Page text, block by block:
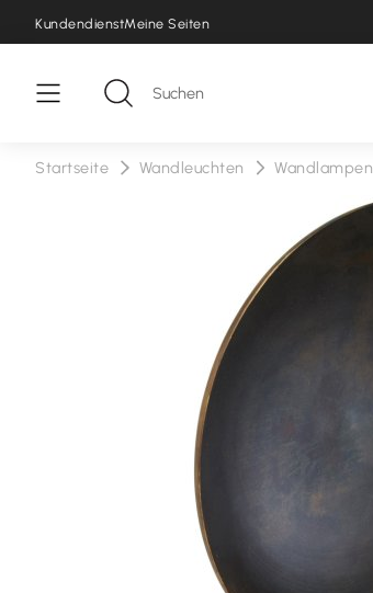
KundendienstMeine Seiten
Startseite Wandleuchten Wandlampen